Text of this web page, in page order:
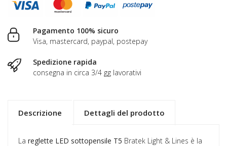
Pagamento 100% sicuro
Visa, mastercard, paypal, postepay
Spedizione rapida
consegna in circa 3/4 gg lavorativi
Descrizione Dettagli del prodotto
La reglette LED sottopensile T5 Bratek Light & Lines è la